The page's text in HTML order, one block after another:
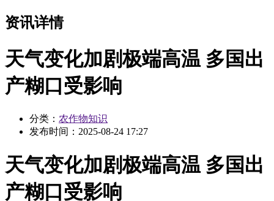
资讯详情
天气变化加剧极端高温 多国出
产糊口受影响
分类： 农作物知识
发布时间： 2025-08-24 17:27
天气变化加剧极端高温 多国出
产糊口受影响